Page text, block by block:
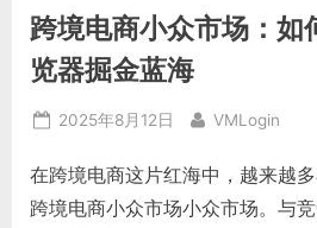
营
销
的
高
效
具
与
略”
跨境电商小众市场：如
览器掘金蓝海
Posted
2025年8月12日 By
VMLogin
在跨境电商这片红海中，越来越
跨境电商小众市场小众市场。与